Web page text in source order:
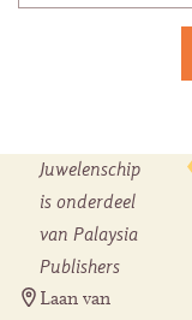
Juwelenschip
is onderdeel
van Palaysia
Publishers
Laan van